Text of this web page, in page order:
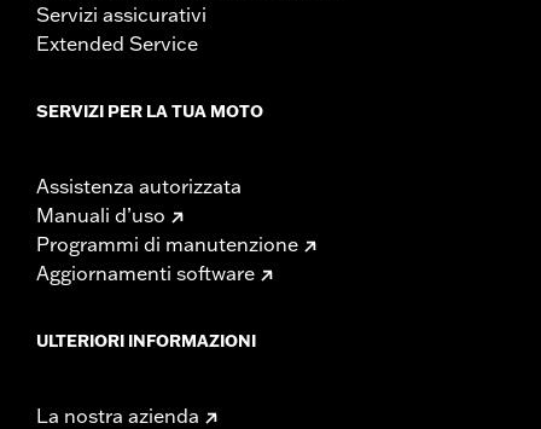
Servizi assicurativi
Extended Service
SERVIZI PER LA TUA MOTO
Assistenza autorizzata
Manuali d’uso
Programmi di manutenzione
Aggiornamenti software
ULTERIORI INFORMAZIONI
La nostra azienda